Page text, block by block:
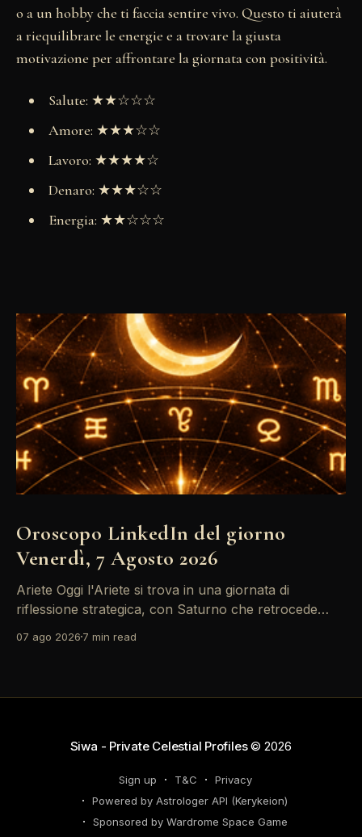
o a un hobby che ti faccia sentire vivo. Questo ti aiuterà
a riequilibrare le energie e a trovare la giusta
motivazione per affrontare la giornata con positività.
Salute: ★★☆☆☆
Amore: ★★★☆☆
Lavoro: ★★★★☆
Denaro: ★★★☆☆
Energia: ★★☆☆☆
Oroscopo LinkedIn del giorno
Venerdì, 7 Agosto 2026
Ariete Oggi l'Ariete si trova in una giornata di
riflessione strategica, con Saturno che retrocede
riconsiderare il tuo personal brand e l'engagement
07 ago 2026 7 min read
Siwa - Private Celestial Profiles© 2026
Sign up T&C
Privacy
Powered by Astrologer API (Kerykeion)
Sponsored by Wardrome Space Game